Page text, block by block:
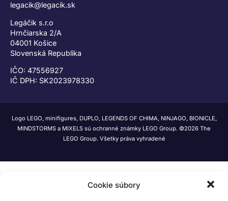
Cookie súbory
legacik@legacik.sk
Legáčik s.r.o
Hrnčiarska 2/A
04001 Košice
Slovenská Republika
IČO: 47556927
IČ DPH: SK2023978330
Logo LEGO, minifigures, DUPLO, LEGENDS OF CHIMA, NINJAGO, BIONICLE,
MINDSTORMS a MIXELS sú ochranné známky LEGO Group. ©2026 The
LEGO Group. Všetky práva vyhradené